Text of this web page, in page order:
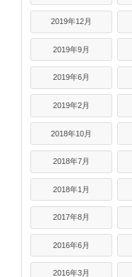
2019年12月
2019年9月
2019年6月
2019年2月
2018年10月
2018年7月
2018年1月
2017年8月
2016年6月
2016年3月